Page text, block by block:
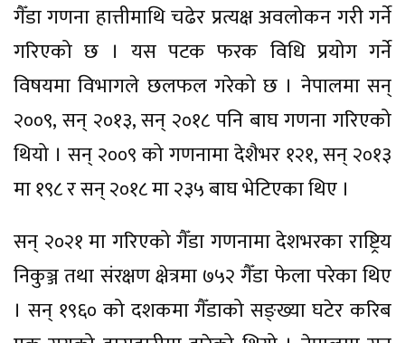
गैँडा गणना हात्तीमाथि चढेर प्रत्यक्ष अवलोकन गरी गर्ने
गरिएको छ । यस पटक फरक विधि प्रयोग गर्ने
विषयमा विभागले छलफल गरेको छ । नेपालमा सन्
२००९, सन् २०१३, सन् २०१८ पनि बाघ गणना गरिएको
थियो । सन् २००९ को गणनामा देशैभर १२१, सन् २०१३
मा १९८ र सन् २०१८ मा २३५ बाघ भेटिएका थिए ।
सन् २०२१ मा गरिएको गैँडा गणनामा देशभरका राष्ट्रिय
निकुञ्ज तथा संरक्षण क्षेत्रमा ७५२ गैँडा फेला परेका थिए
। सन् १९६० को दशकमा गैँडाको सङ्ख्या घटेर करिब